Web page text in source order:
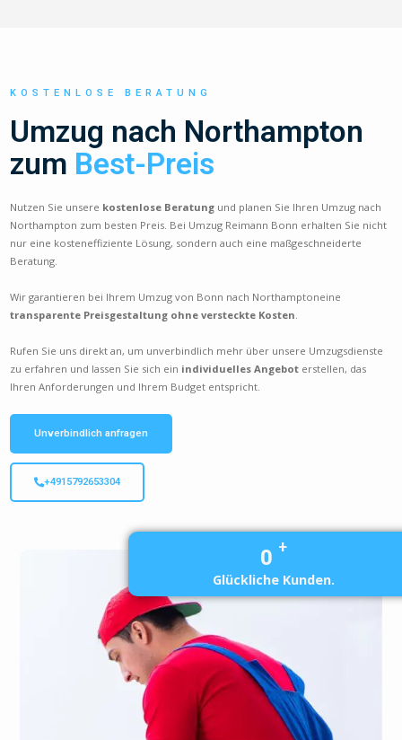
KOSTENLOSE BERATUNG
Umzug nach Northampton
zum Best-Preis
Nutzen Sie unsere kostenlose Beratung und planen Sie Ihren Umzug nach
Northampton zum besten Preis. Bei Umzug Reimann Bonn erhalten Sie nicht
nur eine kosteneffiziente Lösung, sondern auch eine maßgeschneiderte
Beratung.
Wir garantieren bei Ihrem Umzug von Bonn nach Northamptoneine
transparente Preisgestaltung ohne versteckte Kosten
Rufen Sie uns direkt an, um unverbindlich mehr über unsere Umzugsdienste
zu erfahren und lassen Sie sich ein individuelles Angebot erstellen, das
Ihren Anforderungen und Ihrem Budget entspricht.
Unverbindlich anfragen
+4915792653304
0 +
Glückliche Kunden.